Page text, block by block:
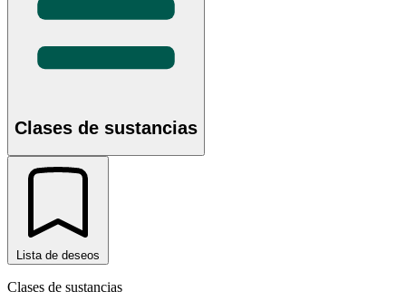
Clases de sustancias
Lista de deseos
Clases de sustancias